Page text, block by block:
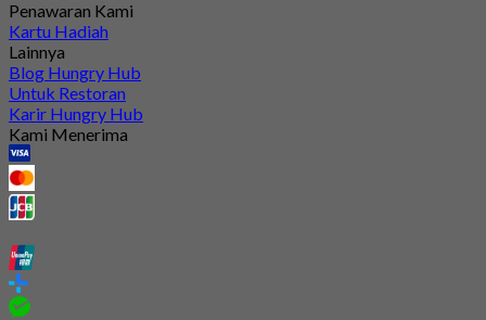
Penawaran Kami
Kartu Hadiah
Lainnya
Blog Hungry Hub
Untuk Restoran
Karir Hungry Hub
Kami Menerima